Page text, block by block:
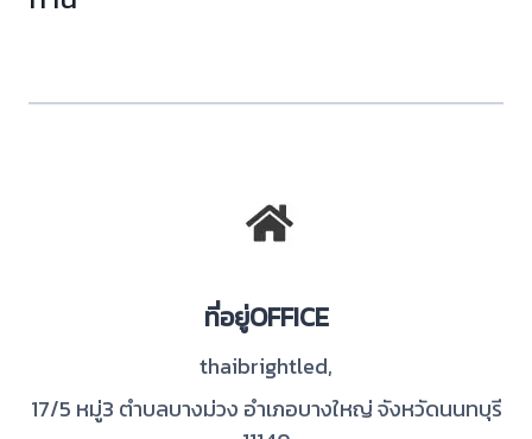
ที่อยู่OFFICE
thaibrightled,
17/5 หมู่3 ตำบลบางม่วง อำเภอบางใหญ่ จังหวัดนนทบุรี